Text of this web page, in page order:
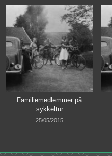
Familiemedlemmer på
sykkeltur
25/05/2015